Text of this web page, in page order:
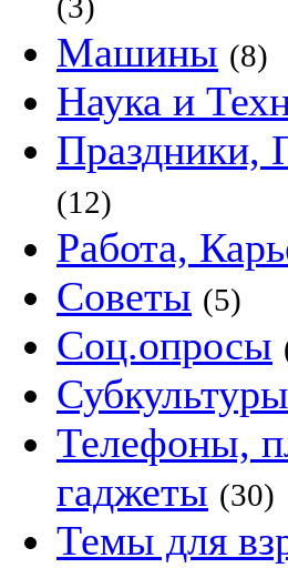
Машины (8)
Наука и
Праздники,
(12)
Работа,
Советы (5)
Соц.опросы
Субкультуры
Телефоны,
гаджеты (30)
Темы для